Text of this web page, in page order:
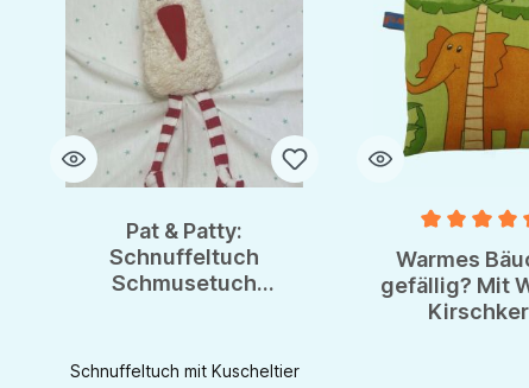
Pat & Patty:
Schnuffeltuch
Schmusetuch
Baumwolle
Schnuffeltuch mit Kuscheltier
Warmes
gefällig? Mit